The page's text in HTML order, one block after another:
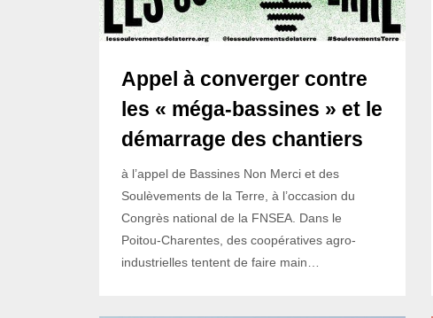
Appel à converger contre
les « méga-bassines » et le
démarrage des chantiers
à l’appel de Bassines Non Merci et des
Soulèvements de la Terre, à l’occasion du
Congrès national de la FNSEA. Dans le
Poitou-Charentes, des coopératives agro-
industrielles tentent de faire main…